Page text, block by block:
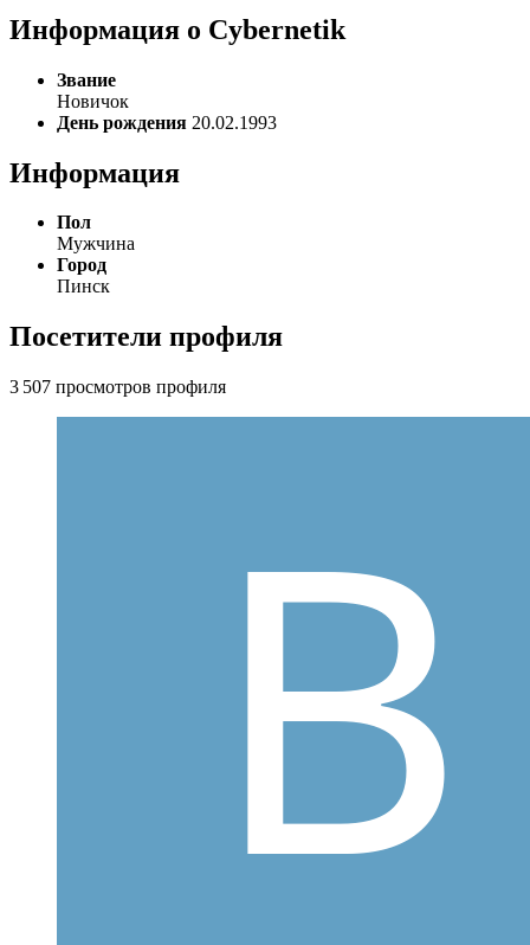
Информация о Cybernetik
Звание
Новичок
День рождения 20.02.1993
Информация
Пол
Мужчина
Город
Пинск
Посетители профиля
3 507 просмотров профиля